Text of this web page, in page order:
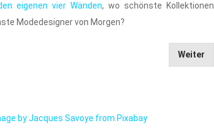
eigenen vier Wänden, wo schönste Kollektionen
Modedesigner von Morgen?
Weiter